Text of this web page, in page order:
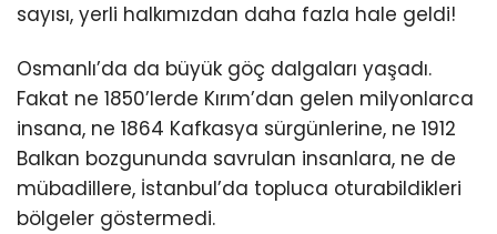
sayısı, yerli halkımızdan daha fazla hale geldi!
Osmanlı’da da büyük göç dalgaları yaşadı.
Fakat ne 1850’lerde Kırım’dan gelen milyonlarca
insana, ne 1864 Kafkasya sürgünlerine, ne 1912
Balkan bozgununda savrulan insanlara, ne de
mübadillere, İstanbul’da topluca oturabildikleri
bölgeler göstermedi.